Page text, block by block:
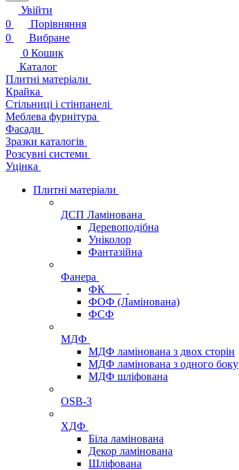
Увійти
0
Порівняння
0
Вибране
0 Кошик
Каталог
Плитні матеріали
Крайка
Стільниці і стінпанелі
Меблева фурнітура
Фасади
Зразки каталогів
Розсувні системи
Уцінка
Плитні матеріали
ДСП Ламінована
Деревоподібна
Уніколор
Фантазійна
Фанера
ФК
ФОФ (Ламінована)
ФСФ
МДФ
МДФ ламінована з двох сторін
МДФ ламінована з одного боку
МДФ шліфована
OSB-3
ХДФ
Біла ламінована
Декор ламінована
Шліфована